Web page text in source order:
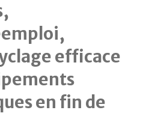
efficace
en fin de